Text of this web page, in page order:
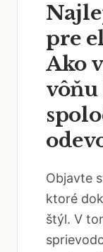
pre
Ako
vôňu
Objavte
ktoré
štýl. V